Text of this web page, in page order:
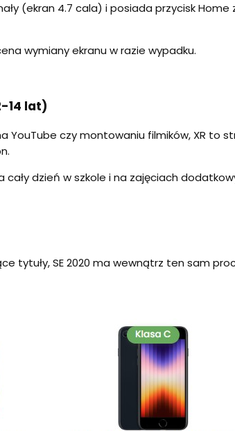
(ekran 4.7 cala) i posiada przycisk Home
wymiany ekranu w razie wypadku.
14 lat)
czy montowaniu filmików, XR to
dzień w szkole i na zajęciach
tytuły, SE 2020 ma wewnątrz ten sam